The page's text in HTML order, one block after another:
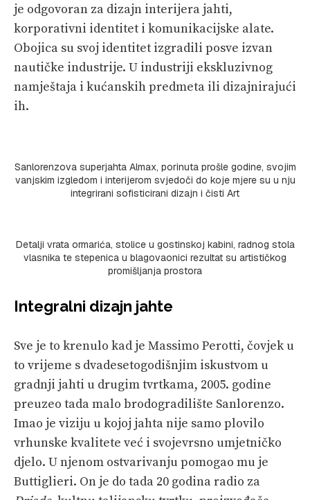
je odgovoran za dizajn interijera jahti,
korporativni identitet i komunikacijske alate.
Obojica su svoj identitet izgradili posve izvan
nautičke industrije. U industriji ekskluzivnog
namještaja i kućanskih predmeta ili dizajnirajući
ih.
Sanlorenzova superjahta Almax, porinuta prošle godine, svojim
vanjskim izgledom i interijerom svjedoči do koje mjere su u nju
integrirani sofisticirani dizajn i čisti Art
Detalji vrata ormarića, stolice u gostinskoj kabini, radnog stola
vlasnika te stepenica u blagovaonici rezultat su artističkog
promišljanja prostora
Integralni dizajn jahte
Sve je to krenulo kad je Massimo Perotti, čovjek u
to vrijeme s dvadesetogodišnjim iskustvom u
gradnji jahti u drugim tvrtkama, 2005. godine
preuzeo tada malo brodogradilište Sanlorenzo.
Imao je viziju u kojoj jahta nije samo plovilo
vrhunske kvalitete već i svojevrsno umjetničko
djelo. U njenom ostvarivanju pomogao mu je
Buttiglieri. On je do tada 20 godina radio za